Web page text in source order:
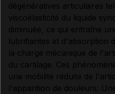
dégénératives articulaires
viscoélasticité du liquide
diminuée, ce qui entraîne
lubrifiantes et d'absorption
la charge mécanique de
du cartilage. Ces
une mobilité réduite de
l'apparition de douleurs.